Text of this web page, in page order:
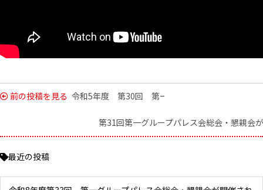
前の投稿を見る 令和5年度 第30回 第一グループパレス会 総会
第31回第一グループパレス会総会・懇親会
最近の投稿